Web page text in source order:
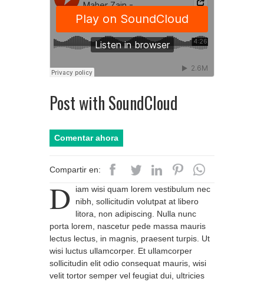
Post with SoundCloud
Comentar ahora
Compartir en:
D
iam wisi quam lorem vestibulum nec
nibh, sollicitudin volutpat at libero
litora, non adipiscing. Nulla nunc
porta lorem, nascetur pede massa mauris
lectus lectus, in magnis, praesent turpis. Ut
wisi luctus ullamcorper. Et ullamcorper
sollicitudin elit odio consequat mauris, wisi
velit tortor semper vel feugiat dui, ultricies